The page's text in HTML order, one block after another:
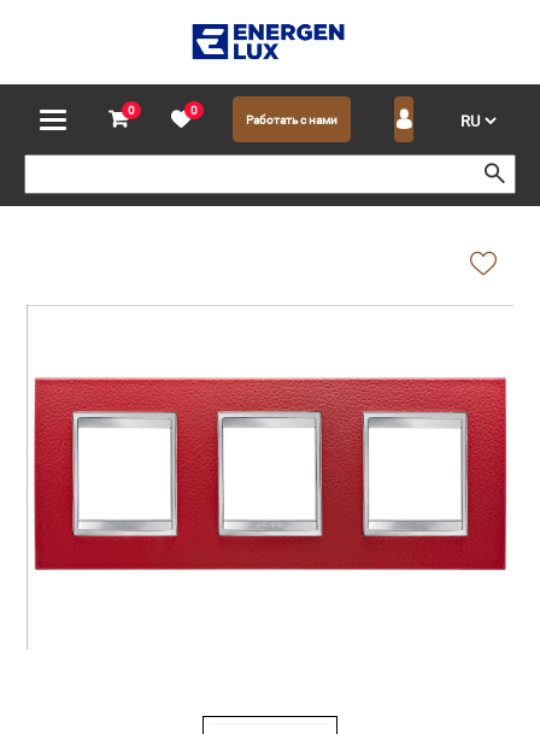
0 0
Работать с нами